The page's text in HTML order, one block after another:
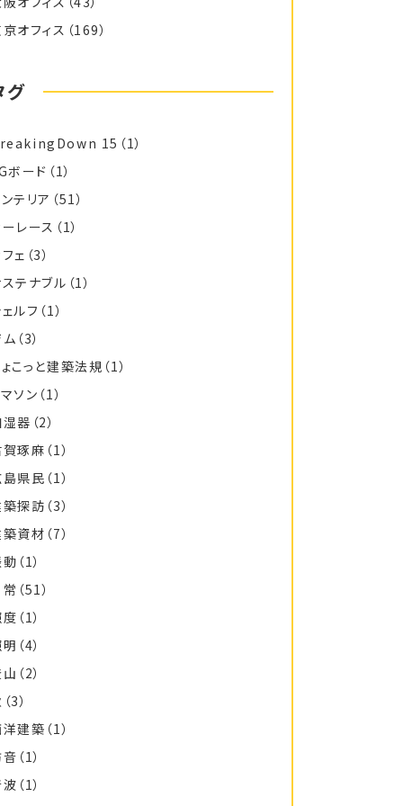
オフィス （169）
グ
15 （1）
ボード （1）
テリア （51）
レース （1）
ェ （3）
テナブル （1）
ルフ （1）
（3）
こっと建築法規 （1）
ソン （1）
器 （2）
琢麻 （1）
県民 （1）
探訪 （3）
資材 （7）
（1）
（51）
（1）
（4）
（2）
（3）
建築 （1）
（1）
（1）